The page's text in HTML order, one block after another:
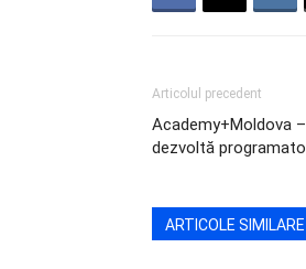
Articolul precedent
Academy+Moldova
dezvoltă
ARTICOLE SIMILARE